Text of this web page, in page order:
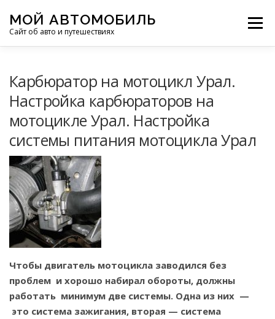
содержимому
МОЙ АВТОМОБИЛЬ
Сайт об авто и путешествиях
Меню
ЭТО ИНТЕРЕСНО
ФОТООТЧЕТЫ
Карбюратор на мотоцикл Урал.
Настройка карбюраторов на
мотоцикле Урал. Настройка
системы питания мотоцикла Урал
Чтобы двигатель мотоцикла заводился без
проблем и хорошо набирал обороты, должны
работать минимум две системы. Одна из них —
это система зажигания, вторая — система